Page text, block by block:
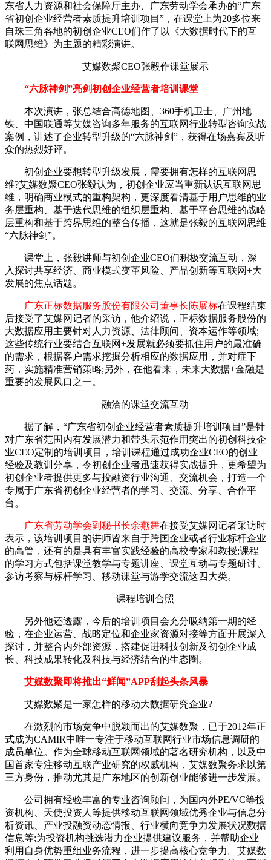
东省人力资源和社会保障厅主办、广东劳动学会承办的“广东
省初创企业经营者素质提升培训项目”，在课堂上为20多位来
自珠三角各地的初创企业CEO们作了以《大数据时代下的互
联网思维》为主题的精彩演讲。
艾媒数聚CEO张毅作课堂展示
“六脉神剑”亮剑初创企业经营者培训课堂
本次演讲，张总结合高德地图、360手机卫士、广州地
铁、中国联通等艾媒咨询多年服务的互联网行业转型咨询实战
案例，讲述了企业转型升级的“六脉神剑”，获得在场嘉宾及听
众的热烈好评。
初创企业要想转型升级发展，需要拥有怎样的互联网思
维?艾媒数聚CEO张毅认为，初创企业应当重新认识互联网思
维，明确商业模式的重构架构，更深度看清基于用户思维的业
务层重构、基于迭代思维的组织层重构、基于平台思维的战略
层重构和基于跨界思维的整合传播，这就是张毅的互联网思维
“六脉神剑”。
课堂上，张毅讲师与初创企业CEO们积极交流互动，深
入探讨共享经济、商业模式变革风险、产品创新等互联网+大
发展的焦点话题。
广东正标数据服务股份有限公司董事长陈展标在课程结束
后接受了艾媒网记者的采访，他介绍说，正标数据服务股份的
大数据应用主要针对人力资源、法律顾问、资本运作等领域;
这些传统行业要结合互联网+发展就必须要抓住用户的最准确
的需求，根据客户需求挖掘分析相应的数据应用，并对症下
药，实施精准营销策略;另外，在他看来，未来大数据+金融是
重要的发展风口之一。
融洽的课堂交流互动
据了解，“广东省初创企业经营者素质提升培训项目”是针
对广东省范围内有发展潜力和带头示范作用突出的初创科技企
业CEO定制的培训项目，培训课程通过成功企业CEO的创业
经验及教训分享，令初创企业者迅速获得实战提升，更希望为
初创企业者提供更多与投融资行业沟通、交流机会，打造一个
专属于广东省初创企业经营者的学习、交流、分享、合作平
台。
广东省劳动学会副秘书长余燕舞在接受艾媒网记者采访时
表示，该培训项目的讲师皆来自于跨国企业或者行业标杆企业
的高管，还有的是具有丰富实践经验的高校专家和教授;课程
的学习方式包括课堂教学与专题讲座、课堂互动与专题研讨、
参访考察与标杆学习、移动课堂与游学交流这四大类。
课程培训合照
另外他还透露，今后的培训项目会充分吸纳第一期的经
验，在企业运营、战略定位和企业家资源对接等方面开展深入
探讨，并整合内外部资源，搭建促进科技创新及初创企业成
长、科技成果转化及科技与经济结合的生态圈。
艾媒数聚即将推出“鲜闻”APP刮起头条风暴
艾媒数聚是一家怎样的移动大数据研究企业?
在激烈的市场竞争中脱颖而出的艾媒数聚，已于2012年正
式成为CAMIR中唯一专注于移动互联网行业市场信息调研的
成员单位。作为全球移动互联网领域的著名研究机构，以及中
国首家专注移动互联产业研究的权威机构，艾媒数聚务求以第
三方身份，推动尤其是广东地区的创新创业能够进一步发展。
公司拥有经验丰富的专业咨询顾问，为国内外PE/VC等投
资机构、天使投资人等提供移动互联网领域优秀企业与信息分
析资讯、产业投融资动态情报、行业横向竞争力发展状况数据
信息等;为投资机构挑选潜力企业提供建议服务，并帮助企业
利用自身优势重组业务流程，进一步提高核心竞争力。艾媒数